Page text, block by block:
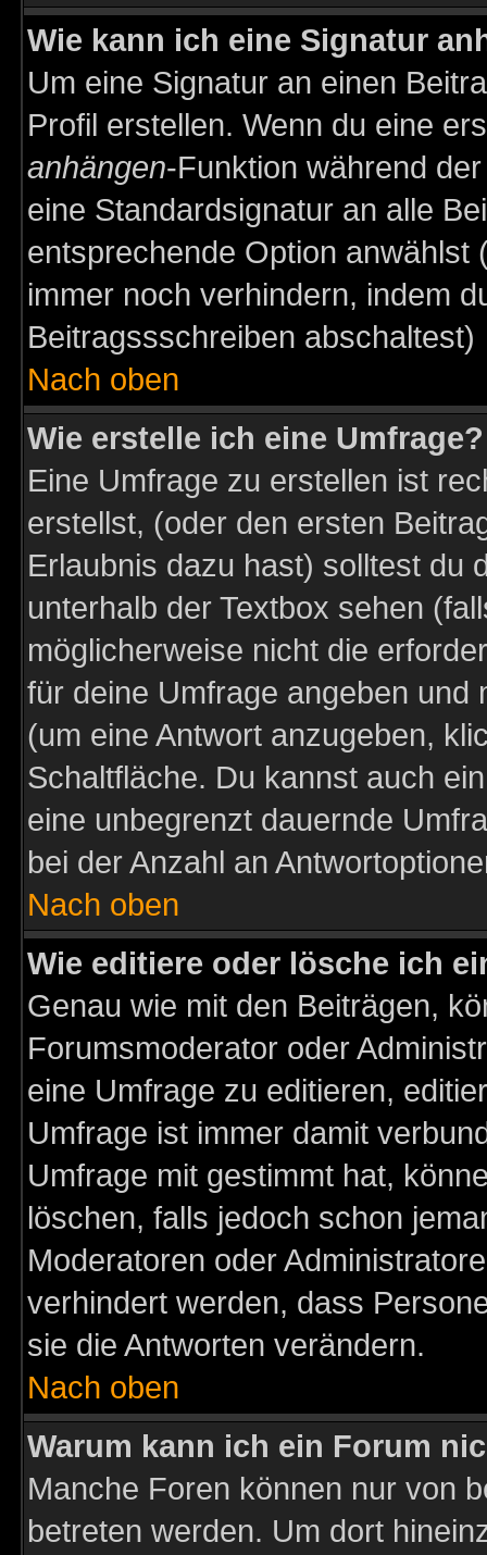
Wie kann ich eine Signatur
Um eine Signatur an einen
Profil erstellen. Wenn du eine
anhängen-Funktion während
eine Standardsignatur an alle
entsprechende Option anwählst
immer noch verhindern, indem
Beitragssschreiben abschaltest)
Nach oben
Wie erstelle ich eine Umfrage?
Eine Umfrage zu erstellen ist
erstellst, (oder den ersten
Erlaubnis dazu hast) solltest du
unterhalb der Textbox sehen
möglicherweise nicht die
für deine Umfrage angeben und
(um eine Antwort anzugeben,
Schaltfläche. Du kannst auch
eine unbegrenzt dauernde
bei der Anzahl an
Nach oben
Wie editiere oder lösche ich
Genau wie mit den Beiträgen,
Forumsmoderator oder
eine Umfrage zu editieren,
Umfrage ist immer damit
Umfrage mit gestimmt hat,
löschen, falls jedoch schon
Moderatoren oder
verhindert werden, dass
sie die Antworten verändern.
Nach oben
Warum kann ich ein Forum
Manche Foren können nur von
betreten werden. Um dort